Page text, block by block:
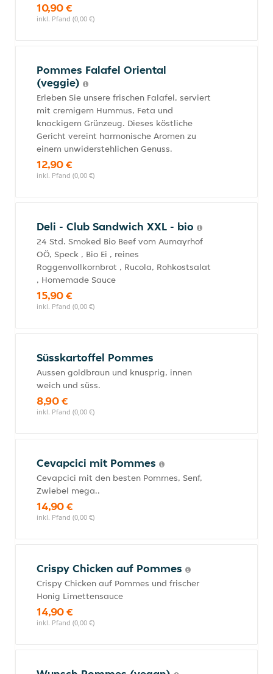
10,90 €
inkl. Pfand (0,00 €)
Pommes Falafel Oriental
(veggie)
Erleben Sie unsere frischen Falafel, serviert
mit cremigem Hummus, Feta und
knackigem Grünzeug. Dieses köstliche
Gericht vereint harmonische Aromen zu
einem unwiderstehlichen Genuss.
12,90 €
inkl. Pfand (0,00 €)
Deli - Club Sandwich XXL - bio
24 Std. Smoked Bio Beef vom Aumayrhof
OÖ, Speck , Bio Ei , reines
Roggenvollkornbrot , Rucola, Rohkostsalat
, Homemade Sauce
15,90 €
inkl. Pfand (0,00 €)
Süsskartoffel Pommes
Aussen goldbraun und knusprig, innen
weich und süss.
8,90 €
inkl. Pfand (0,00 €)
Cevapcici mit Pommes
Cevapcici mit den besten Pommes, Senf,
Zwiebel mega..
14,90 €
inkl. Pfand (0,00 €)
Crispy Chicken auf Pommes
Crispy Chicken auf Pommes und frischer
Honig Limettensauce
14,90 €
inkl. Pfand (0,00 €)